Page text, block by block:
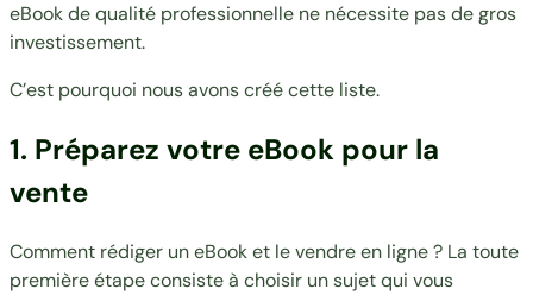
eBook de qualité professionnelle ne nécessite pas de gros
investissement.
C’est pourquoi nous avons créé cette liste.
1. Préparez votre eBook pour la
vente
Comment rédiger un eBook et le vendre en ligne ? La toute
première étape consiste à choisir un sujet qui vous